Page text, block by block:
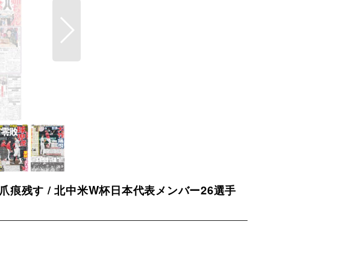
痕残す / 北中米W杯日本代表メンバー26選手